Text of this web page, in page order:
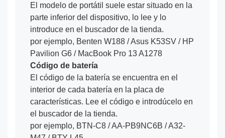
El modelo de portátil suele estar situado en la
parte inferior del dispositivo, lo lee y lo
introduce en el buscador de la tienda.
por ejemplo, Benten W188 / Asus K53SV / HP
Pavilion G6 / MacBook Pro 13 A1278
Código de batería
El código de la batería se encuentra en el
interior de cada batería en la placa de
características. Lee el código e introdúcelo en
el buscador de la tienda.
por ejemplo, BTN-C8 / AA-PB9NC6B / A32-